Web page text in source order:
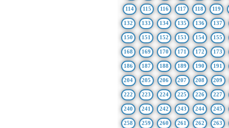
114 115 116 117 118 119
132 133 134 135 136 137
150 151 152 153 154 155
168 169 170 171 172 173
186 187 188 189 190 191
204 205 206 207 208 209
222 223 224 225 226 227
240 241 242 243 244 245
258 259 260 261 262 263